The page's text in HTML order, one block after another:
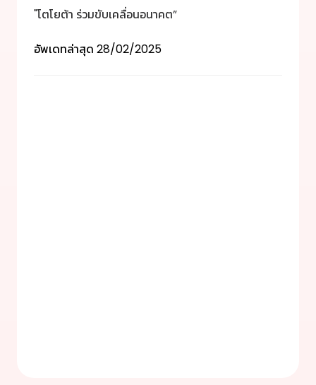
"โตโยต้า ร่วมขับเคลื่อนอนาคต”
อัพเดทล่าสุด 28/02/2025